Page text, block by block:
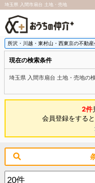
埼玉県 入間市扇台 土地・売地
所沢・川越・東村山・西東京の不動
現在の検索条件
埼玉県 入間市扇台 土地・売地の
2件
会員登録をする